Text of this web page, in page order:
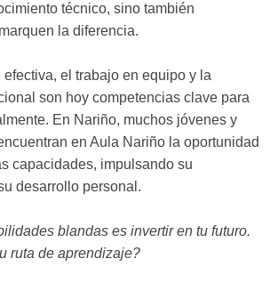
técnico, sino también
la diferencia.
efectiva, el trabajo en equipo y la
son hoy competencias clave para
En Nariño, muchos jóvenes y
en Aula Nariño la oportunidad
capacidades, impulsando su
desarrollo personal.
blandas es invertir en tu futuro.
ruta de aprendizaje?